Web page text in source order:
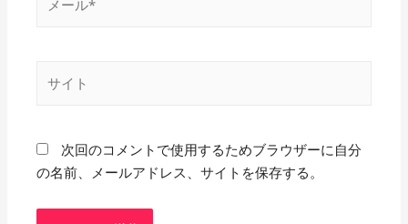
次回のコメントで使用するためブラウザーに自分
の名前、メールアドレス、サイトを保存する。